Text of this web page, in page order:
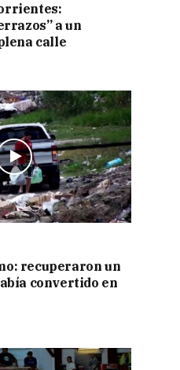
a un
calle
recuperaron un
convertido en